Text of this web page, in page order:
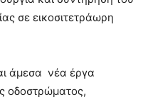
σε εικοσιτετράωρη
άμεσα νέα έργα
οδοστρώματος,